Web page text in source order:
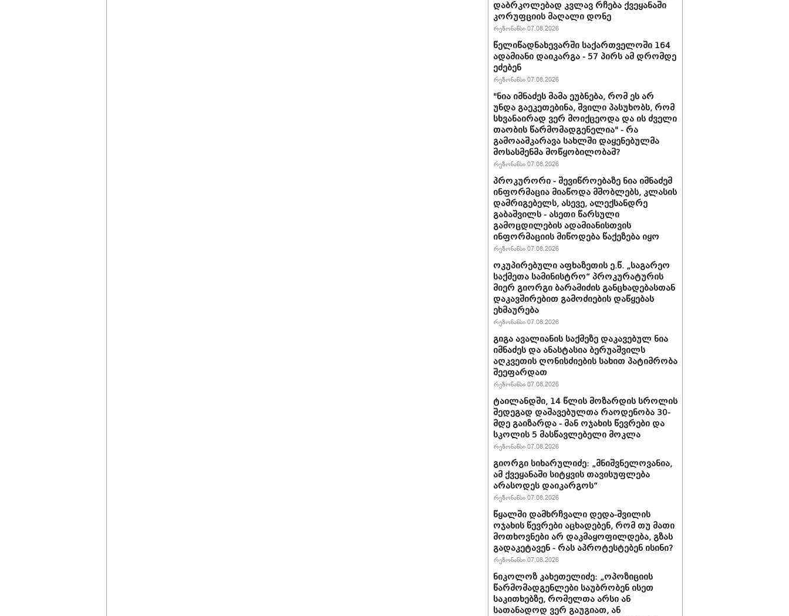
დაბრკოლებად კვლავ რჩება ქვეყანაში
კორუფციის მაღალი დონე
რეზონანსი 07.08.2026
წელიწადნახევარში საქართველოში 164
ადამიანი დაიკარგა - 57 პირს ამ დრომდე
ეძებენ
რეზონანსი 07.08.2026
"ნია იმნაძეს მამა ეუბნება, რომ ეს არ
უნდა გაეკეთებინა, შვილი პასუხობს, რომ
სხვანაირად ვერ მოიქცეოდა და ის ძველი
თაობის წარმომადგენელია" - რა
გამოააშკარავა სახლში დაყენებულმა
მოსასმენმა მოწყობილობამ?
რეზონანსი 07.08.2026
პროკურორი - შევიწროებაზე ნია იმნაძემ
ინფორმაცია მიაწოდა მშობლებს, კლასის
დამრიგებელს, ასევე, ალექსანდრე
გაბაშვილს - ასეთი წარსული
გამოცდილების ადამიანისთვის
ინფორმაციის მიწოდება წაქეზება იყო
რეზონანსი 07.08.2026
ოკუპირებული აფხაზეთის ე.წ. „საგარეო
საქმეთა სამინისტრო“ პროკურატურის
მიერ გიორგი ბარამიძის განცხადებასთან
დაკავშირებით გამოძიების დაწყებას
ეხმაურება
რეზონანსი 07.08.2026
გიგა ავალიანის საქმეზე დაკავებულ ნია
იმნაძეს და ანასტასია ბერუაშვილს
აღკვეთის ღონისძიების სახით პატიმრობა
შეეფარდათ
რეზონანსი 07.08.2026
ტაილანდში, 14 წლის მოზარდის სროლის
შედეგად დაშავებულთა რაოდენობა 30-
მდე გაიზარდა - მან ოჯახის წევრები და
სკოლის 5 მასწავლებელი მოკლა
რეზონანსი 07.08.2026
გიორგი სიხარულიძე: „მნიშვნელოვანია,
ამ ქვეყანაში სიტყვის თავისუფლება
არასოდეს დაიკარგოს“
რეზონანსი 07.08.2026
წყალში დამხრჩვალი დედა-შვილის
ოჯახის წევრები აცხადებენ, რომ თუ მათი
მოთხოვნები არ დაკმაყოფილდება, გზას
გადაკეტავენ - რას აპროტესტებენ ისინი?
რეზონანსი 07.08.2026
ნიკოლოზ კახეთელიძე: „ოპოზიციის
წარმომადგენლები საუბრობენ ისეთ
საკითხებზე, რომელთა არსი ან
სათანადოდ ვერ გაუგიათ, ან